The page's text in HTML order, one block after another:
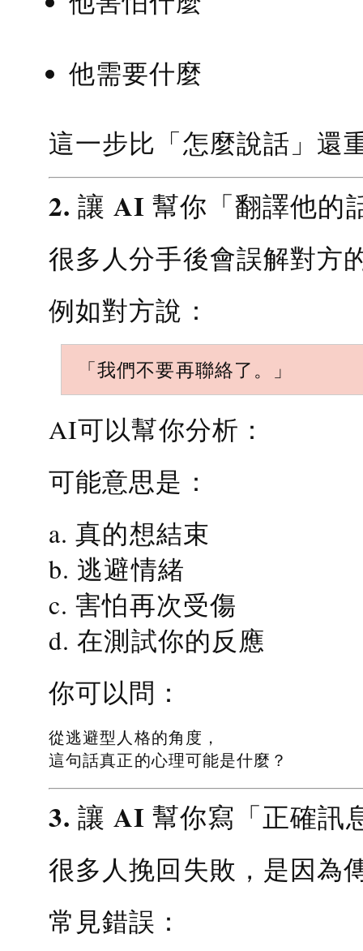
他需要什麼
這一步比「怎麼說話」還
2. 讓 AI 幫你「翻譯他的
很多人分手後會誤解對方
例如對方說：
「我們不要再聯絡了。」
AI可以幫你分析：
可能意思是：
a. 真的想結束
b. 逃避情緒
c. 害怕再次受傷
d. 在測試你的反應
你可以問：
從逃避型人格的角度，
這句話真正的心理可能是什麼？
3. 讓 AI 幫你寫「正確訊
很多人挽回失敗，是因為
常見錯誤：